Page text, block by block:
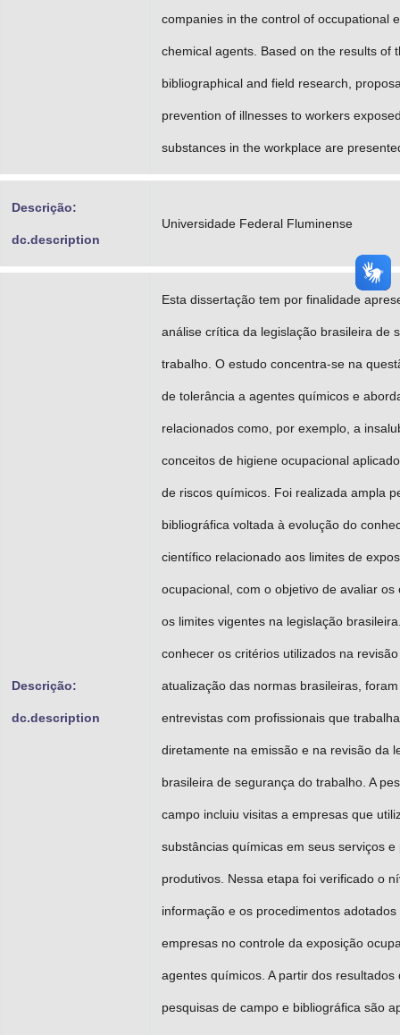
companies in the control of occupational
chemical agents. Based on the results of
bibliographical and field research,
prevention of illnesses to workers
substances in the workplace are
Descrição:
dc.description
Universidade Federal Fluminense
Descrição:
dc.description
Esta dissertação tem por finalidade
análise crítica da legislação brasileira de
trabalho. O estudo concentra-se na
de tolerância a agentes químicos e
relacionados como, por exemplo, a
conceitos de higiene ocupacional
de riscos químicos. Foi realizada ampla
bibliográfica voltada à evolução do
científico relacionado aos limites de
ocupacional, com o objetivo de avaliar os
os limites vigentes na legislação
conhecer os critérios utilizados na
atualização das normas brasileiras,
entrevistas com profissionais que
diretamente na emissão e na revisão da
brasileira de segurança do trabalho. A
campo incluiu visitas a empresas que
substâncias químicas em seus serviços e
produtivos. Nessa etapa foi verificado o
informação e os procedimentos adotados
empresas no controle da exposição
agentes químicos. A partir dos resultados
pesquisas de campo e bibliográfica são